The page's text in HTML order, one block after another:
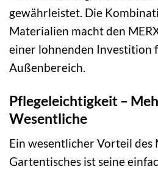
gewährleistet. Die
Materialien macht den
einer lohnenden Investition
Außenbereich.
Pflegeleichtigkeit –
Wesentliche
Ein wesentlicher Vorteil des
Gartentisches ist seine